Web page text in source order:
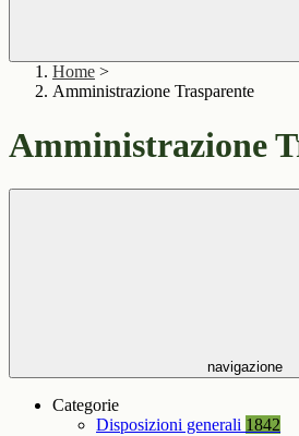
Home >
Amministrazione Trasparente
Amministrazione
navigazione
Categorie
Disposizioni generali 1842